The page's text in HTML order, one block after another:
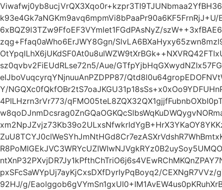
6xBQZ9l3TZw9FfoEF3VYmlet1FGdPAsNyZ/
zqg+Ffaq0aWho6ErJWY8Ggn/
sz0qvbv2FiEUdRLse72n5/Aue/
eIJboVuqcyrqYNjnuuAnPZDPP87/
Y/
4PILHzrn3rVr773/
pxSFcSaWYpUj7ayKjCxsDXfDyrIyPqBoyq2/
92HJ/g/